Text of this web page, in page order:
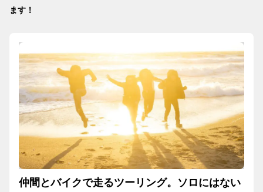
ます！
仲間とバイクで走るツーリング。ソロにはない